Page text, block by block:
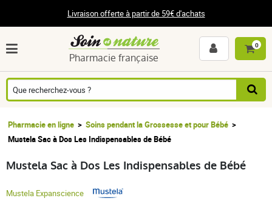
Livraison offerte à partir de 59€ d'achats
Pharmacie française
0
Pharmacie en ligne
Soins pendant la Grossesse et pour Bébé
Mustela Sac à Dos Les Indispensables de Bébé
Mustela Sac à Dos Les Indispensables de Bébé
Mustela Expanscience